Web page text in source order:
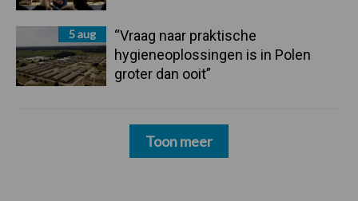
5 aug
“Vraag naar praktische
hygieneoplossingen is in Polen
groter dan ooit”
Toon meer